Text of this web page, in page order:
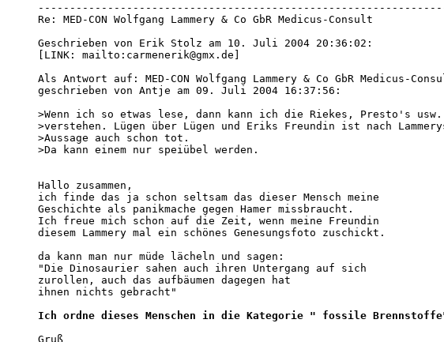
Re: MED-CON Wolfgang Lammery & Co GbR Medicus-Consult
Geschrieben von Erik Stolz am 10. Juli 2004 20:36:02:
[LINK: mailto:carmenerik@gmx.de]
Als Antwort auf: MED-CON Wolfgang Lammery & Co GbR Medicus-
geschrieben von Antje am 09. Juli 2004 16:37:56:
>Wenn ich so etwas lese, dann kann ich die Riekes, Presto's usw.
>verstehen. Lügen über Lügen und Eriks Freundin ist nach
>Aussage auch schon tot.
>Da kann einem nur speiübel werden.
Hallo zusammen,
ich finde das ja schon seltsam das dieser Mensch meine
Geschichte als panikmache gegen Hamer missbraucht.
Ich freue mich schon auf die Zeit, wenn meine Freundin
diesem Lammery mal ein schönes Genesungsfoto zuschickt.
da kann man nur müde lächeln und sagen:
"Die Dinosaurier sahen auch ihren Untergang auf sich
zurollen, auch das aufbäumen dagegen hat
ihnen nichts gebracht"
Ich ordne dieses Menschen in die Kategorie " fossile
Gruß